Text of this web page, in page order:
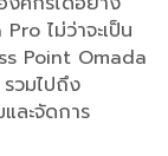
ไม่ว่าจะเป็น
Point Omada
วมไปถึง
ละจัดการ